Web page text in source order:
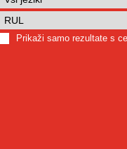
Prikaži samo rezultate s